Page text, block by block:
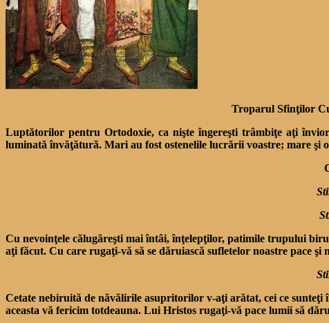
Troparul Sfinţilor
Luptătorilor pentru Orto­doxie, ca nişte îngereşti trâm­biţe aţi
luminată învăţătură. Mari au fost oste­nelile lucrării voastre; mare
Cu nevoinţele călugăreşti mai întâi, înţelepţilor, patimile trupului
aţi făcut. Cu care rugaţi-vă să se dăruiască sufletelor noastre pace şi
Cetate nebiruită de năvăliri­le asupritorilor v-aţi arătat, cei ce
aceasta vă fericim totdeauna. Lui Hristos ru­gaţi-vă pace lumii să